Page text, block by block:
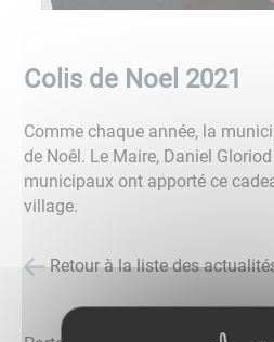
Colis de Noel 2021
Comme chaque année, la
de Noêl. Le Maire, Daniel
municipaux ont apporté ce
village.
Retour à la liste des